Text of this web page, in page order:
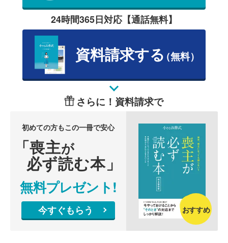
24時間365日対応【通話無料】
資料請求する（無料）
さらに！資料請求で
初めての方もこの一冊で安心
「喪主が
必ず読む本」
無料プレゼント!
今すぐもらう おすすめ